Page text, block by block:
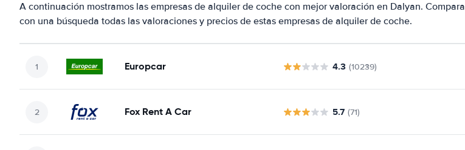
A continuación mostramos las empresas de alquiler de coche con mejor valoración en Dalyan. Compara
con una búsqueda todas las valoraciones y precios de estas empresas de alquiler de coche.
Europcar 4.3 (10239)
Fox Rent A Car 5.7 (71)